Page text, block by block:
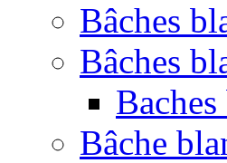
Bâches
Bâches
Bâche